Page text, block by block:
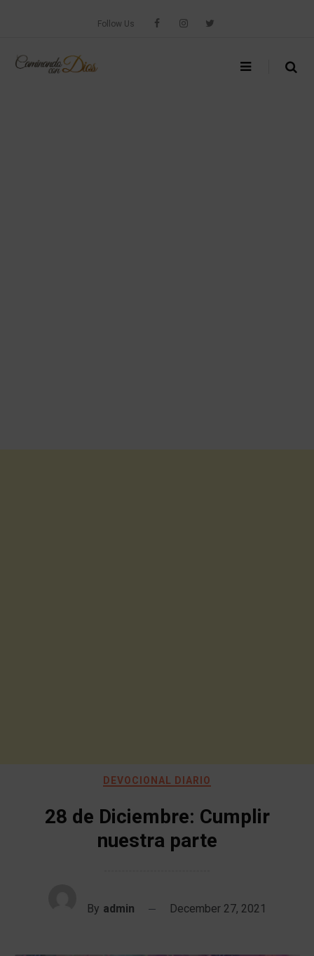
Follow Us
DEVOCIONAL DIARIO
28 de Diciembre: Cumplir
nuestra parte
By admin December 27, 2021